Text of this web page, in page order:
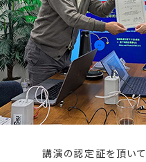
講演の認定証を頂い